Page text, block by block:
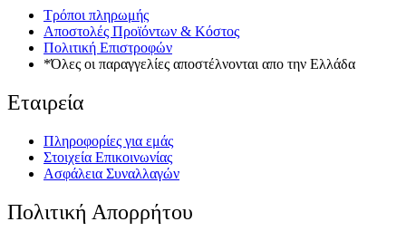
Τρόποι πληρωμής
Αποστολές Προϊόντων & Κόστος
Πολιτική Επιστροφών
*Όλες οι παραγγελίες αποστέλνονται απο την Ελλάδα
Εταιρεία
Πληροφορίες για εμάς
Στοιχεία Επικοινωνίας
Ασφάλεια Συναλλαγών
Πολιτική Απορρήτου